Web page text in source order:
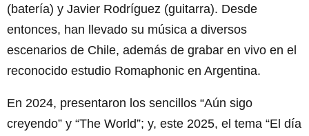
(batería) y Javier Rodríguez (guitarra). Desde
entonces, han llevado su música a diversos
escenarios de Chile, además de grabar en vivo en el
reconocido estudio Romaphonic en Argentina.
En 2024, presentaron los sencillos “Aún sigo
creyendo” y “The World”; y, este 2025, el tema “El día